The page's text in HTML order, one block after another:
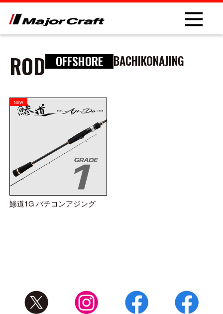
NEW
PRODUCT
ROD
LURE
OTHER
OFFICIAL FAN CLUB
ROD OFFSHORE BACHIKONAJING
NEW
鯵道1G バチコンアジング